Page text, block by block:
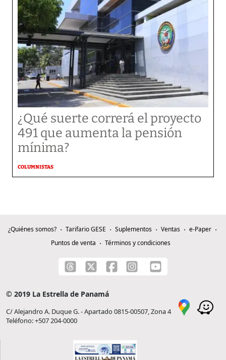
¿Qué suerte correrá el proyecto
491 que aumenta la pensión
mínima?
COLUMNISTAS
¿Quiénes somos? Tarifario GESE Suplementos Ventas
e-Paper
Puntos de venta
Términos y condiciones
© 2019 La Estrella de Panamá
C/ Alejandro A. Duque G. - Apartado 0815-00507, Zona 4
Teléfono: +507 204-0000